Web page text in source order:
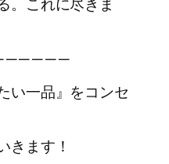
。これに尽きま
─ ─ ─ ─ ─
い一品』をコンセ
きます！